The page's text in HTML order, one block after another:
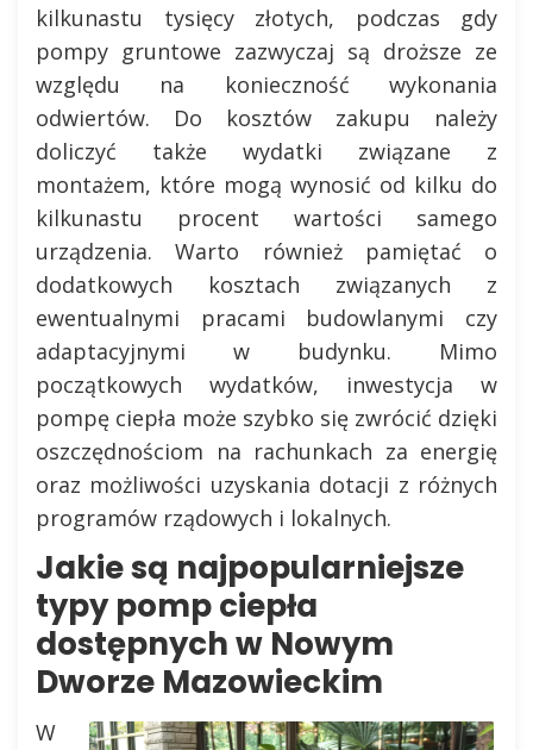
kilkunastu tysięcy złotych, podczas gdy
pompy gruntowe zazwyczaj są droższe ze
względu na konieczność wykonania
odwiertów. Do kosztów zakupu należy
doliczyć także wydatki związane z
montażem, które mogą wynosić od kilku do
kilkunastu procent wartości samego
urządzenia. Warto również pamiętać o
dodatkowych kosztach związanych z
ewentualnymi pracami budowlanymi czy
adaptacyjnymi w budynku. Mimo
początkowych wydatków, inwestycja w
pompę ciepła może szybko się zwrócić dzięki
oszczędnościom na rachunkach za energię
oraz możliwości uzyskania dotacji z różnych
programów rządowych i lokalnych.
Jakie są najpopularniejsze
typy pomp ciepła
dostępnych w Nowym
Dworze Mazowieckim
W